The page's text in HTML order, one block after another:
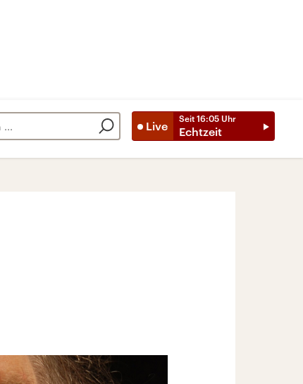
Live
Seit 16:05 Uhr
Echtzeit